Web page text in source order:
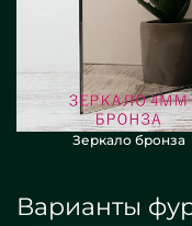
Зеркало бронза
Варианты